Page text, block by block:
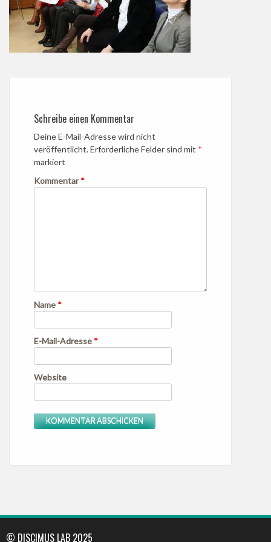
Schreibe einen Kommentar
Deine E-Mail-Adresse wird nicht
veröffentlicht.Erforderliche Felder sind mit *
markiert
Kommentar*
Name *
E-Mail-Adresse *
Website
© DISCIMUS LAB 2025